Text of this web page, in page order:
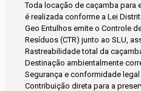
Toda locação de caçamba para
é realizada conforme a Lei
Geo Entulhos emite o Controle
Resíduos (CTR) junto ao SLU,
Rastreabilidade total da
Destinação ambientalmente
Segurança e conformidade
Contribuição direta para a